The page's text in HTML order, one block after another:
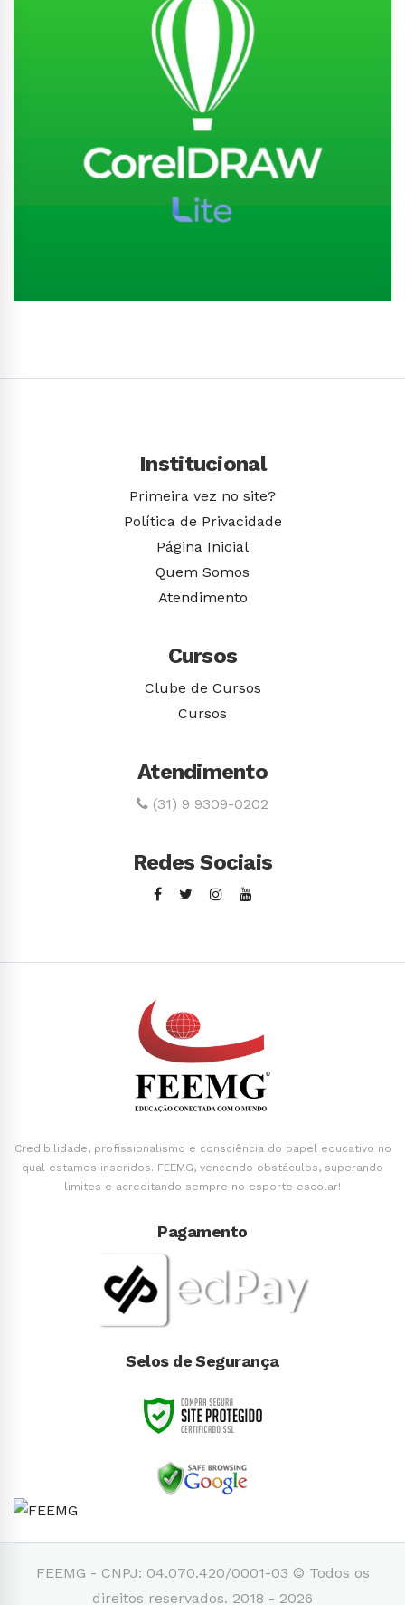
Institucional
Primeira vez no site?
Política de Privacidade
Página Inicial
Quem Somos
Atendimento
Cursos
Clube de Cursos
Cursos
Atendimento
(31) 9 9309-0202
Redes Sociais
Credibilidade, profissionalismo e consciência do papel educativo no
qual estamos inseridos. FEEMG, vencendo obstáculos, superando
limites e acreditando sempre no esporte escolar!
Pagamento
Selos de Segurança
FEEMG - CNPJ: 04.070.420/0001-03 © Todos os
direitos reservados. 2018 - 2026